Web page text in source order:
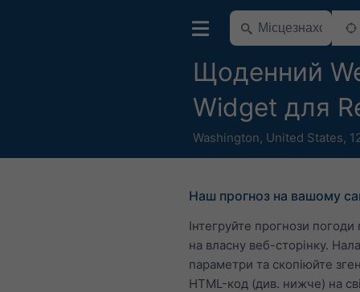
Щоденний
Widget для
Washington, United States,
Наш прогноз на вашому
Інтегруйте прогнози
на власну веб-сторінку.
параметри та скопіюйте
HTML-код (див. нижче) на